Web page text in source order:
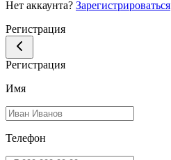
Нет аккаунта? Зарегистрироваться
Регистрация
Регистрация
Имя
Телефон